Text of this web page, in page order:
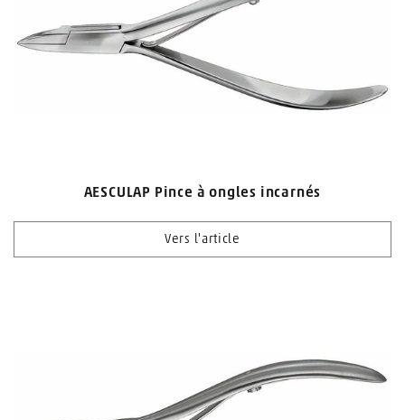
AESCULAP Pince à ongles incarnés
Vers l'article